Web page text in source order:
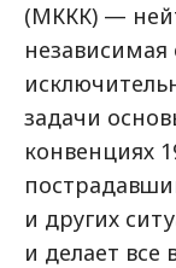
(МККК) —
независимая
задачи
конвенциях
и других
и делает